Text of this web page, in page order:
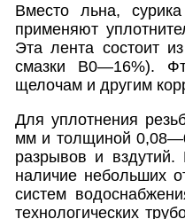
Вместо льна,
применяют
Эта лента состоит
смазки B0—16%).
щелочам и другим
Для уплотнения
мм и толщиной
разрывов и вздутий.
наличие небольших
систем
технологических